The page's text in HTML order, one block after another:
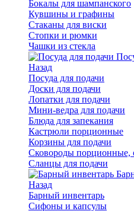
Бокалы для шампанского
Кувшины и графины
Стаканы для виски
Стопки и рюмки
Чашки из стекла
Назад
Посуда для подачи
Доски для подачи
Лопатки для подачи
Мини-ведра для подачи
Блюда для запекания
Кастрюли порционные
Корзины для подачи
Сковороды порционные,
Сланцы для подачи
Назад
Барный инвентарь
Сифоны и капсулы